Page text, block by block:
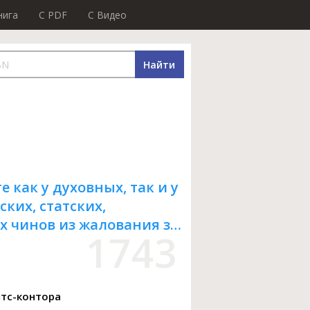
C PDF C Видео
Найти
как у духовных, так и у
статских,
чинов из жалования за
денег в Штатс-
контора